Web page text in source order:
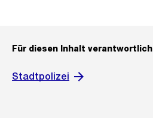
Für diesen Inhalt verantwortlich
Stadtpolizei